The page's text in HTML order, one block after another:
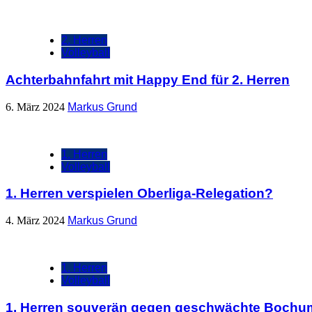
2. Herren
Volleyball
Achterbahnfahrt mit Happy End für 2. Herren
6. März 2024 Markus Grund
1. Herren
Volleyball
1. Herren verspielen Oberliga-Relegation?
4. März 2024 Markus Grund
1. Herren
Volleyball
1. Herren souverän gegen geschwächte